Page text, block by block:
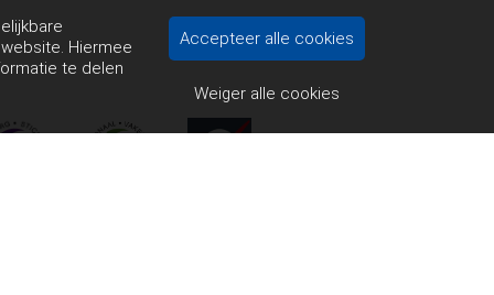
Hiermee
te delen
Accepteer alle cookies
Weiger alle cookies